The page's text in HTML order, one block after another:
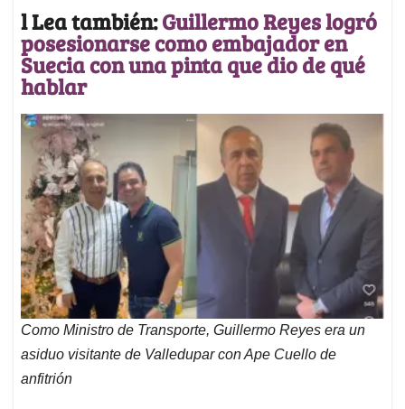
l Lea también:Guillermo Reyes logró
posesionarse como embajador en
Suecia con una pinta que dio de qué
hablar
Como Ministro de Transporte, Guillermo Reyes era un
asiduo visitante de Valledupar con Ape Cuello de
anfitrión